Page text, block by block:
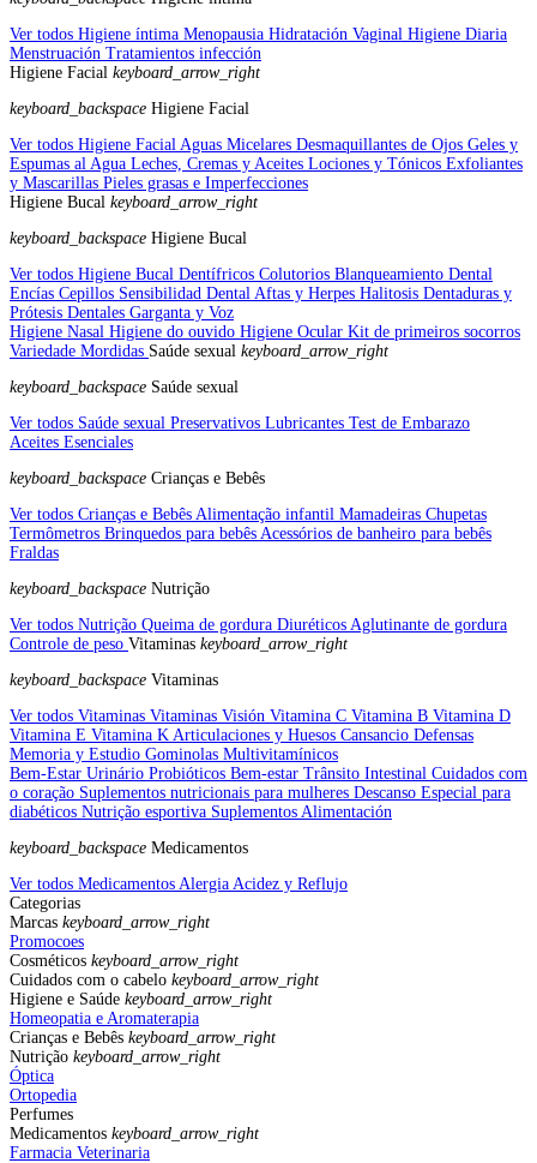
Ver todos Higiene íntima Menopausia Hidratación Vaginal Higiene Diaria
Menstruación Tratamientos infección
Higiene Facial keyboard_arrow_right
keyboard_backspace Higiene Facial
Ver todos Higiene Facial Aguas Micelares Desmaquillantes de Ojos Geles y
Espumas al Agua Leches, Cremas y Aceites Lociones y Tónicos Exfoliantes
y Mascarillas Pieles grasas e Imperfecciones
Higiene Bucal keyboard_arrow_right
keyboard_backspace Higiene Bucal
Ver todos Higiene Bucal Dentífricos Colutorios Blanqueamiento Dental
Encías Cepillos Sensibilidad Dental Aftas y Herpes Halitosis Dentaduras y
Prótesis Dentales Garganta y Voz
Higiene Nasal Higiene do ouvido Higiene Ocular Kit de primeiros socorros
Variedade Mordidas Saúde sexual keyboard_arrow_right
keyboard_backspace Saúde sexual
Ver todos Saúde sexual Preservativos Lubricantes Test de Embarazo
Aceites Esenciales
keyboard_backspace Crianças e Bebês
Ver todos Crianças e Bebês Alimentação infantil Mamadeiras Chupetas
Termômetros Brinquedos para bebês Acessórios de banheiro para bebês
Fraldas
keyboard_backspace Nutrição
Ver todos Nutrição Queima de gordura Diuréticos Aglutinante de gordura
Controle de peso Vitaminas keyboard_arrow_right
keyboard_backspace Vitaminas
Ver todos Vitaminas Vitaminas Visión Vitamina C Vitamina B Vitamina D
Vitamina E Vitamina K Articulaciones y Huesos Cansancio Defensas
Memoria y Estudio Gominolas Multivitamínicos
Bem-Estar Urinário Probióticos Bem-estar Trânsito Intestinal Cuidados com
o coração Suplementos nutricionais para mulheres Descanso Especial para
diabéticos Nutrição esportiva Suplementos Alimentación
keyboard_backspace Medicamentos
Ver todos Medicamentos Alergia Acidez y Reflujo
Categorias
Marcas keyboard_arrow_right
Promocoes
Cosméticos keyboard_arrow_right
Cuidados com o cabelo keyboard_arrow_right
Higiene e Saúde keyboard_arrow_right
Homeopatia e Aromaterapia
Crianças e Bebês keyboard_arrow_right
Nutrição keyboard_arrow_right
Óptica
Ortopedia
Perfumes
Medicamentos keyboard_arrow_right
Farmacia Veterinaria